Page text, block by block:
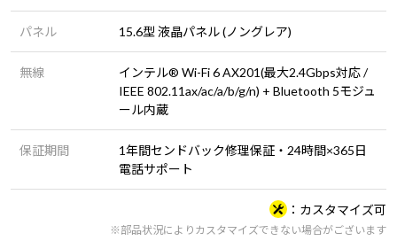
パネル 15.6型 液晶パネル (ノングレア)
無線
インテル® Wi-Fi 6 AX201(最大2.4Gbps対応 /
IEEE 802.11ax/ac/a/b/g/n) + Bluetooth 5モジュ
ール内蔵
保証期間
1年間センドバック修理保証・24時間×365日
電話サポート
カスタマイズ可
※部品状況によりカスタマイズできない場合がございます